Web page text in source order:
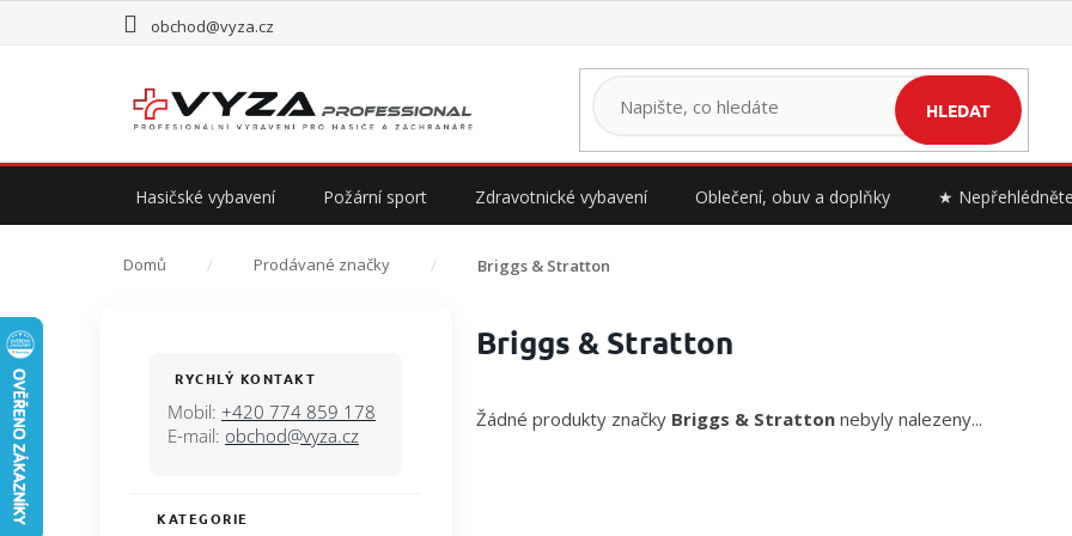
obchod@vyza.cz
HLEDAT
Hasičské vybavení Požární sport Zdravotnické vybavení Oblečení, obuv a doplňky ★
Domů Prodávané značky Briggs & Stratton
RYCHLÝ KONTAKT
Mobil: +420 774 859 178
E-mail: obchod@vyza.cz
Přeskočit
KATEGORIE
Briggs & Stratton
Žádné produkty značky Briggs & Stratton nebyly nalezeny...